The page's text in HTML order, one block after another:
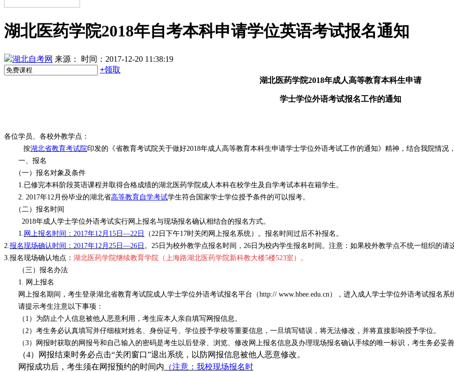
湖北医药学院2018年自考本科申请学位英语考试报名通知
湖北自考网 来源：
时间：2017-12-20 11:38:19
+领取
湖北医药学院2018年成人高等教育本科生申请
学士学位外语考试报名工作的通知
各位学员、各校外教学点：
按湖北省教育考试院印发的《省教育考试院关于做好2018年成人高等教育本科生申请学士学位外语考试工作的通知》精神，结合我院情况
一、报名
（一）报名对象及条件
1.已修完本科阶段英语课程并取得合格成绩的湖北医药学院成人本科在校学生及自学考试本科在籍学生。
2. 2017年12月份毕业的湖北省高等教育自学考试学生符合国家学士学位授予条件的可以报考。
（二）报名时间
2018年成人学士学位外语考试实行网上报名与现场报名确认相结合的报名方式。
1. 网上报名时间： 2017年12月 15 日—22 日 （22 日下午17时关闭网上报名系统）。报名时间过后不补报名。
2.报名现场确认时间： 2017年12月 25 日—26 日 。 25 日为校外教学点报名时间， 26 日为校内学生报名时间。注意：如果校外教学点不统一组织的请
3.报名现场确认地点： 湖北医药学院继续教育学院（上海路湖北医药学院新科教大楼5楼523室）。
（三）报名办法
1. 网上报名
网上报名期间，考生登录湖北省教育考试院成人学士学位外语考试报名平台（http:// www.hbee.edu.cn），进入成人学士学位外语考试报名系
请提示考生注意以下事项：
（ 1 ）为防止个人信息被他人恶意利用，考生应本人亲自填写网报信息。
（2）考生务必认真填写并仔细核对姓名、身份证号、学位授予学校等重要信息，一旦填写错误，将无法修改，并将直接影响授予学位。
（3）网报时获取的网报号和自己输入的密码是考生以后登录、浏览、修改网上报名信息及办理现场报名确认手续的唯一标识，考生务必妥善
（4）网报结束时务必点击“关闭窗口”退出系统，以防网报信息被他人恶意修改。
网报成功后，考生须在网报预约的时间内 （注意：我校现场报名时